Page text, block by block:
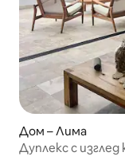
Дом – Лима
Дуплекс с